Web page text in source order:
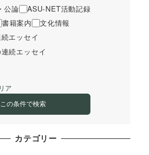
公論
ASU-NET活動記録
書籍案内
文化情報
エッセイ
続エッセイ
ア
この条件で検索
カテゴリー